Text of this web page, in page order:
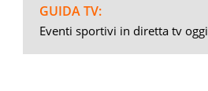
GUIDA TV:
Eventi sportivi in diretta tv oggi